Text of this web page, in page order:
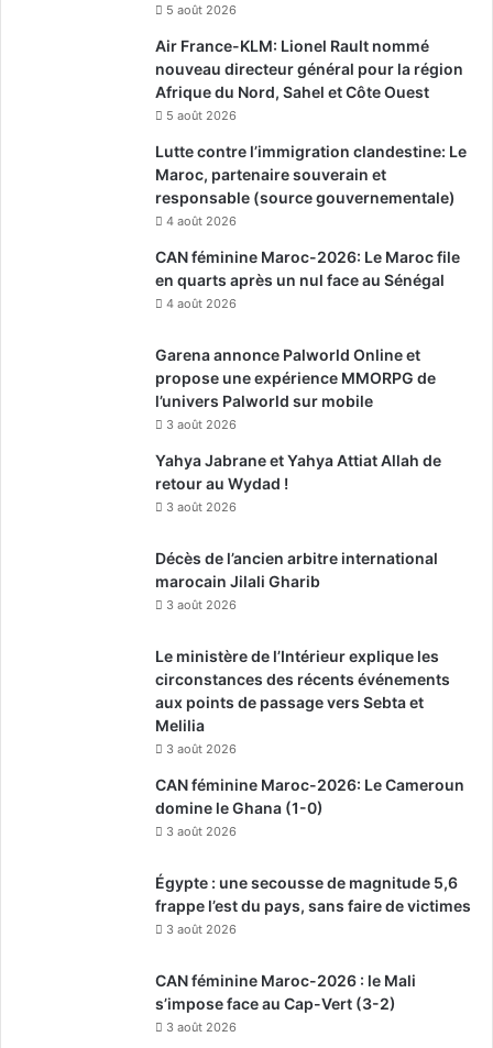
5 août 2026
Air France-KLM: Lionel Rault nommé
nouveau directeur général pour la région
Afrique du Nord, Sahel et Côte Ouest
5 août 2026
Lutte contre l’immigration clandestine: Le
Maroc, partenaire souverain et
responsable (source gouvernementale)
4 août 2026
CAN féminine Maroc-2026: Le Maroc file
en quarts après un nul face au Sénégal
4 août 2026
Garena annonce Palworld Online et
propose une expérience MMORPG de
l’univers Palworld sur mobile
3 août 2026
Yahya Jabrane et Yahya Attiat Allah de
retour au Wydad !
3 août 2026
Décès de l’ancien arbitre international
marocain Jilali Gharib
3 août 2026
Le ministère de l’Intérieur explique les
circonstances des récents événements
aux points de passage vers Sebta et
Melilia
3 août 2026
CAN féminine Maroc-2026: Le Cameroun
domine le Ghana (1-0)
3 août 2026
Égypte : une secousse de magnitude 5,6
frappe l’est du pays, sans faire de victimes
3 août 2026
CAN féminine Maroc-2026 : le Mali
s’impose face au Cap-Vert (3-2)
3 août 2026